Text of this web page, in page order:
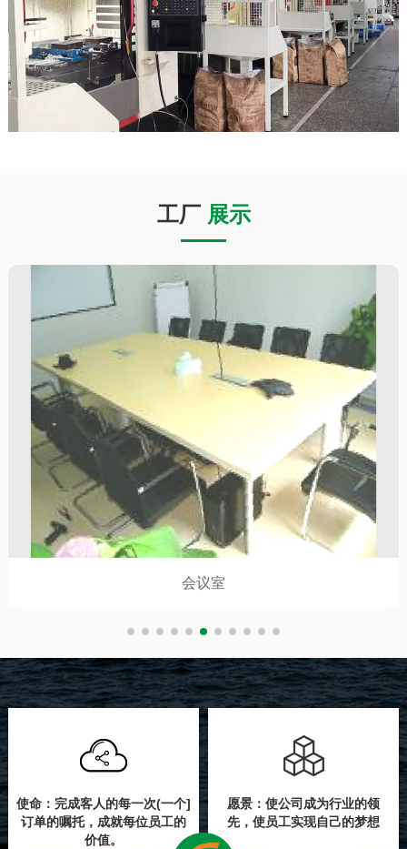
工厂 展示
会议室
使命：完成客人的每一次(一个]
订单的嘱托，成就每位员工的
价值。
愿景：使公司成为行业的领
先，使员工实现自己的梦想